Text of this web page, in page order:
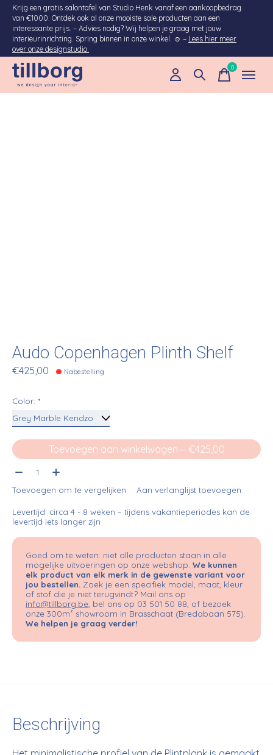
Krijg een gratis salontafel van Studio Henk vanaf een aankoopbedrag
van €1000. Ontdek ook al onze mooiste sale producten aan een
interessante prijs. – Advies nodig? Wij helpen je graag met jouw
interieurinrichting. Spring binnen in onze winkel. ☺ – Lees hier meer
over onze designstudio.
0items
Audo Copenhagen Plinth Shelf
€425,00 Nabestelling
Color: *
Toevoegen aan winkelwagen
— €425,00
Aantal:
Toevoegen om te vergelijken Aan verlanglijst toevoegen
Levertijd: circa 4 - 8 weken – tijdens vakantieperiodes kan de
levertijd iets langer zijn
Goed om te weten: niet alle producten staan in alle
mogelijke uitvoeringen op onze webshop. We kunnen
elk product van elk merk in de gewenste variant voor
jou bestellen. Zoek je een specifiek model, maat, kleur
of stof die je niet terugvindt? Mail ons op
info@tillborg.be , bel ons op 03 501 50 88, of bezoek
onze 300m² showroom in Brasschaat (Bredabaan 575).
We helpen je graag verder!
Beschrijving